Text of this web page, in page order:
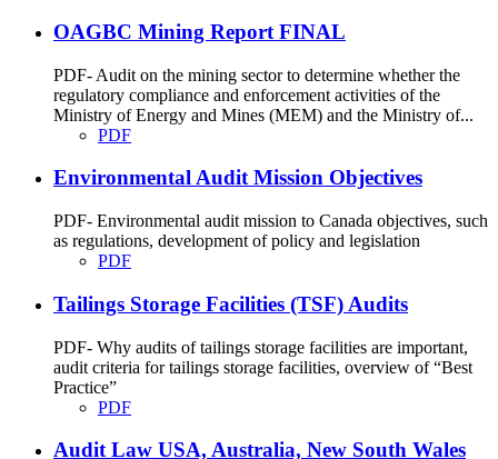
OAGBC Mining Report FINAL
PDF- Audit on the mining sector to determine whether the
regulatory compliance and enforcement activities of the
Ministry of Energy and Mines (MEM) and the Ministry of...
PDF
Environmental Audit Mission Objectives
PDF- Environmental audit mission to Canada objectives, such
as regulations, development of policy and legislation
PDF
Tailings Storage Facilities (TSF) Audits
PDF- Why audits of tailings storage facilities are important,
audit criteria for tailings storage facilities, overview of “Best
Practice”
PDF
Audit Law USA, Australia, New South Wales